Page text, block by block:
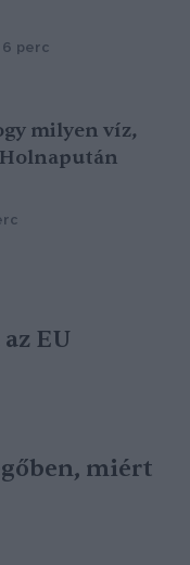
6 perc
milyen víz,
Holnapután
EU
miért